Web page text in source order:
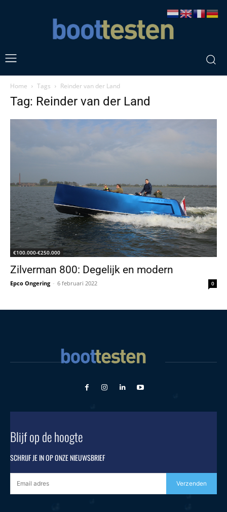
Home Tags Reinder van der Land
Tag: Reinder van der Land
€100.000-€250.000
Zilverman 800: Degelijk en modern
Epco Ongering - 6 februari 2022 0
Blijf op de hoogte
SCHRIJF JE IN OP ONZE NIEUWSBRIEF
Verzenden